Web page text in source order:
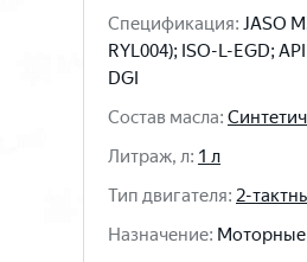
Спецификация: JASO
RYL004); ISO-L-EGD;
DGI
Состав масла:
Литраж, л: 1 л
Тип двигателя: 2-
Назначение: Моторные